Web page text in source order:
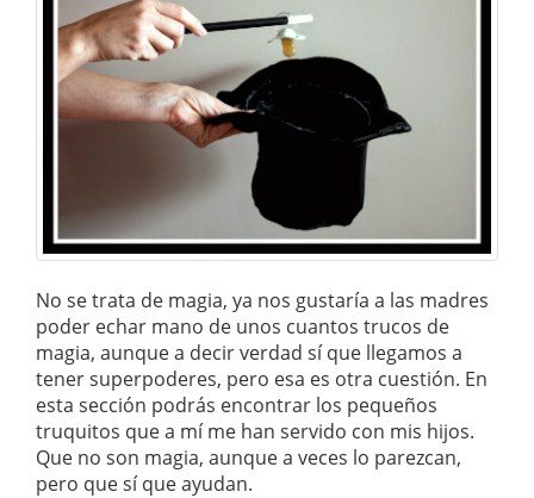
No se trata de magia, ya nos gustaría a las madres
poder echar mano de unos cuantos trucos de
magia, aunque a decir verdad sí que llegamos a
tener superpoderes, pero esa es otra cuestión. En
esta sección podrás encontrar los pequeños
truquitos que a mí me han servido con mis hijos.
Que no son magia, aunque a veces lo parezcan,
pero que sí que ayudan.